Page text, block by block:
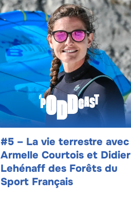
#5 – La vie terrestre avec
Armelle Courtois et Didier
Lehénaff des Forêts du
Sport Français